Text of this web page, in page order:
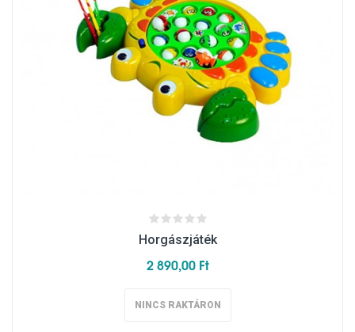
Horgászjáték
2 890,00 Ft
NINCS RAKTÁRON